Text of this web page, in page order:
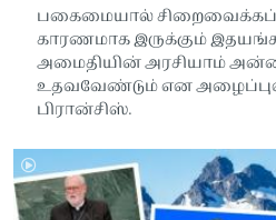
பகைமையால்
காரணமாக இருக்கும்
அமைதியின் அரசியாம்
உதவவேண்டும் என
பிரான்சிஸ்.